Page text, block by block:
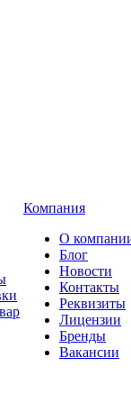
Компания
О
Блог
Новости
Контакты
Реквизиты
Лицензии
Бренды
Вакансии